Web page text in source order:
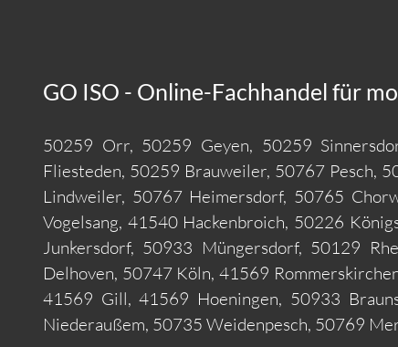
GO ISO - Online-Fachhandel für
50259 Orr, 50259 Geyen, 50259
Fliesteden, 50259 Brauweiler, 50767 Pesch,
Lindweiler, 50767 Heimersdorf, 50765
Vogelsang, 41540 Hackenbroich, 50226
Junkersdorf, 50933 Müngersdorf, 50129
Delhoven, 50747 Köln, 41569
41569 Gill, 41569 Hoeningen, 50933
Niederaußem, 50735 Weidenpesch, 50769